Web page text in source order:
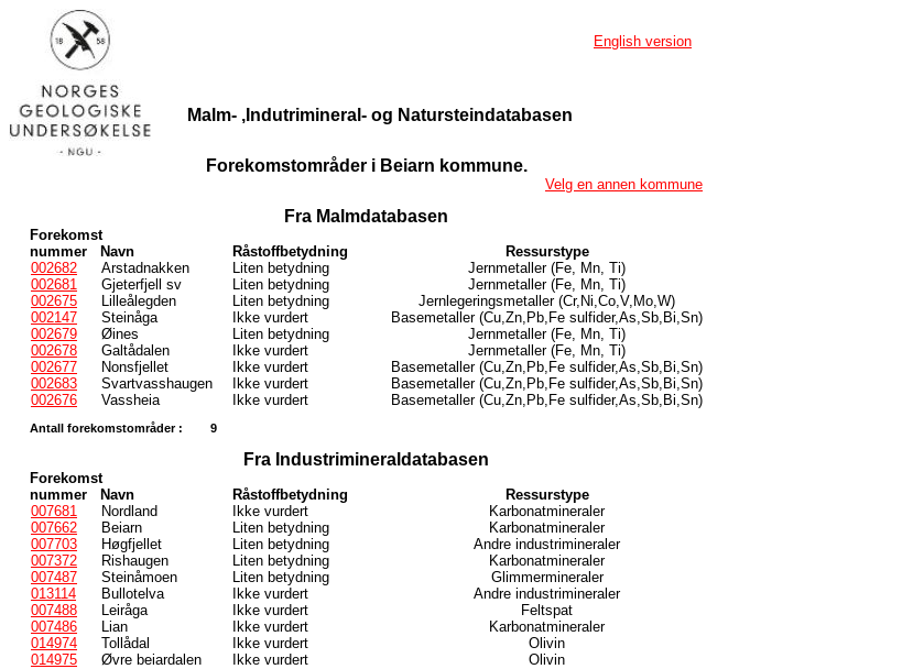
English version
Malm- ,Indutrimineral- og Natursteindatabasen
Forekomstområder i Beiarn kommune.
Velg en annen kommune
Fra Malmdatabasen
Forekomst
nummer
Navn Råstoffbetydning
Ressurstype
002682
Arstadnakken Liten betydning
Jernmetaller (Fe, Mn, Ti)
002681
Gjeterfjell sv Liten betydning
Jernmetaller (Fe, Mn, Ti)
002675
Lilleålegden Liten betydning
Jernlegeringsmetaller (Cr,Ni,Co,V,Mo,W)
002147
Steinåga Ikke vurdert
Basemetaller (Cu,Zn,Pb,Fe sulfider,As,Sb,Bi,Sn)
002679
Øines Liten betydning
Jernmetaller (Fe, Mn, Ti)
002678
Galtådalen Ikke vurdert
Jernmetaller (Fe, Mn, Ti)
002677
Nonsfjellet Ikke vurdert
Basemetaller (Cu,Zn,Pb,Fe sulfider,As,Sb,Bi,Sn)
002683
Svartvasshaugen Ikke vurdert
Basemetaller (Cu,Zn,Pb,Fe sulfider,As,Sb,Bi,Sn)
002676
Vassheia Ikke vurdert Basemetaller (Cu,Zn,Pb,Fe sulfider,As,Sb,Bi,Sn)
Antall forekomstområder : 9
Fra Industrimineraldatabasen
Forekomst
nummer
Navn Råstoffbetydning
Ressurstype
007681
Nordland Ikke vurdert
Karbonatmineraler
007662
Beiarn Liten betydning
Karbonatmineraler
007703
Høgfjellet Liten betydning
Andre industrimineraler
007372
Rishaugen Liten betydning
Karbonatmineraler
007487
Steinåmoen Liten betydning
Glimmermineraler
013114
Bullotelva Ikke vurdert
Andre industrimineraler
007488
Leiråga Ikke vurdert
Feltspat
007486
Lian Ikke vurdert
Karbonatmineraler
014974
Tollådal Ikke vurdert
Olivin
014975
Øvre beiardalen Ikke vurdert Olivin